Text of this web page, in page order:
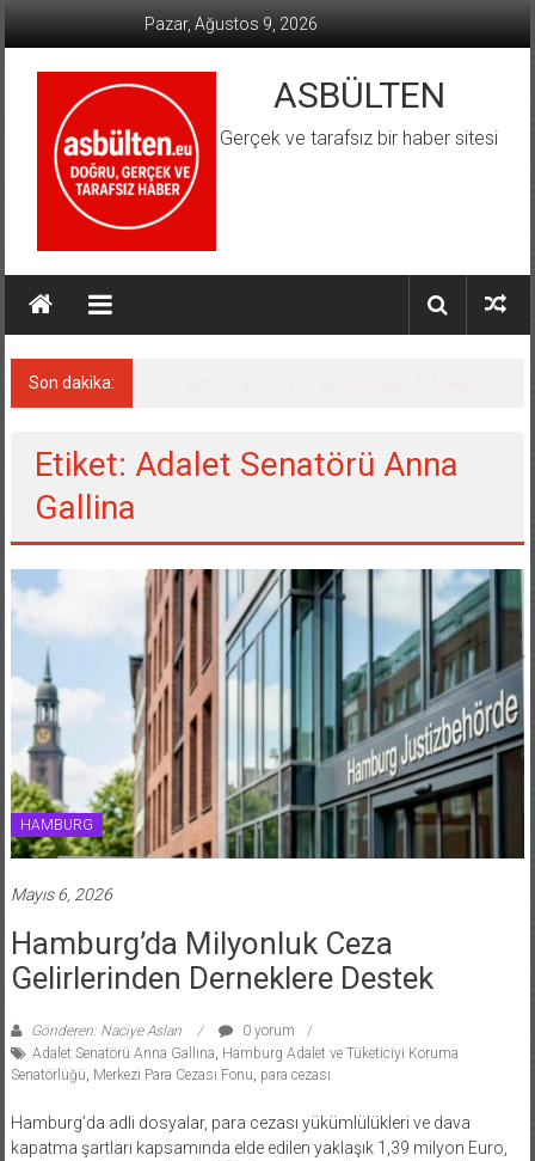
Pazar, Ağustos 9, 2026
ASBÜLTEN
Gerçek ve tarafsız bir haber sitesi
Son dakika:
Etiket: Adalet Senatörü Anna
Gallina
HAMBURG
Mayıs 6, 2026
Hamburg’da Milyonluk Ceza
Gelirlerinden Derneklere Destek
Gönderen: Naciye Aslan
0 yorum
Adalet Senatörü Anna Gallina Hamburg Adalet ve Tüketiciyi Koruma
Senatörlüğü Merkezi Para Cezası Fonu para cezası
Hamburg’da adli dosyalar, para cezası yükümlülükleri ve dava
kapatma şartları kapsamında elde edilen yaklaşık 1,39 milyon Euro,